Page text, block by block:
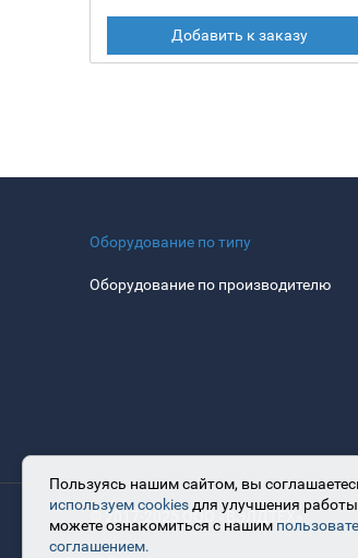
Добавить к заказу
Оборудование по типу
Оборудование по производителю
© 2017-2025 ООО «ВЭЛДТЕХ»
Пользуясь нашим сайтом, вы
используем cookies для улучшения
можете ознакомиться с нашим
соглашением.